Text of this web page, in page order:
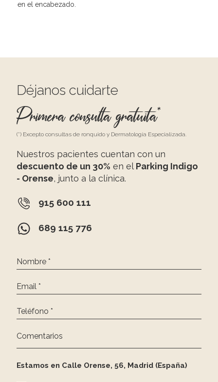
en el encabezado.
Déjanos cuidarte
Primera consulta gratuita*
(*) Excepto consultas de ronquido y Dermatología Especializada.
Nuestros pacientes cuentan con un
descuento de un 30% en el Parking Indigo
- Orense, junto a la clínica.
915 600 111
689 115 776
Nombre *
Email *
Teléfono *
Comentarios
Estamos en Calle Orense, 56, Madrid (España)